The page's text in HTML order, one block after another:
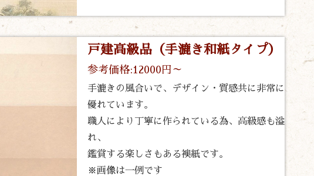
戸建高級品（手漉き和紙タイプ）
参考価格:12000円～
手漉きの風合いで、デザイン・質感共に非常に
優れています。
職人により丁寧に作られている為、高級感も溢
れ、
鑑賞する楽しさもある襖紙です。
※画像は一例です